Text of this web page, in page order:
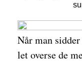
Når man
let overse de